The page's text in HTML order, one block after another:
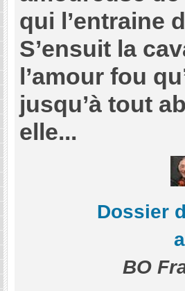
qui l’entraine
S’ensuit la
l’amour fou
jusqu’à tout
elle...
Dossier
BO